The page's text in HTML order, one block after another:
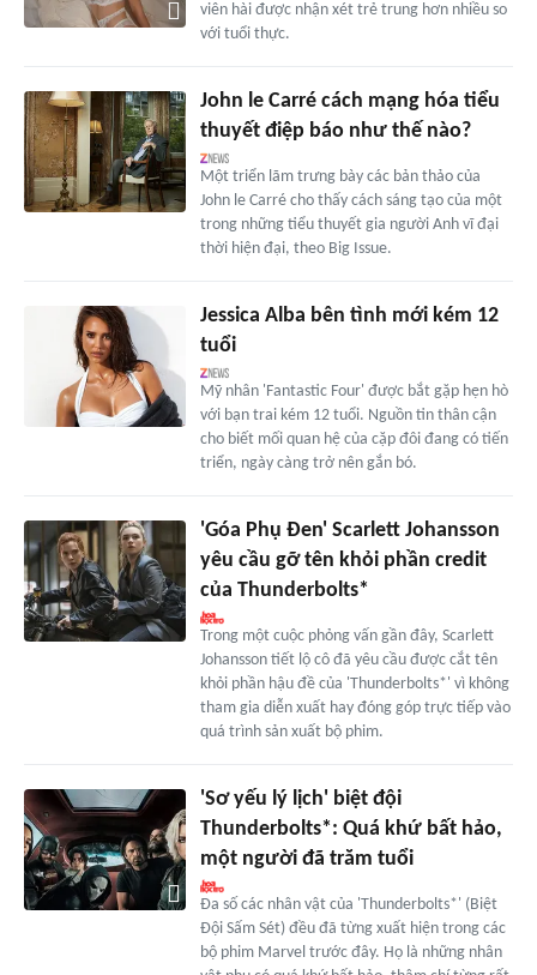
viên hài được nhận xét trẻ trung hơn nhiều so
với tuổi thực.
John le Carré cách mạng hóa tiểu
thuyết điệp báo như thế nào?
Một triển lãm trưng bày các bản thảo của
John le Carré cho thấy cách sáng tạo của một
trong những tiểu thuyết gia người Anh vĩ đại
thời hiện đại, theo Big Issue.
Jessica Alba bên tình mới kém 12
tuổi
Mỹ nhân 'Fantastic Four' được bắt gặp hẹn hò
với bạn trai kém 12 tuổi. Nguồn tin thân cận
cho biết mối quan hệ của cặp đôi đang có tiến
triển, ngày càng trở nên gắn bó.
'Góa Phụ Đen' Scarlett Johansson
yêu cầu gỡ tên khỏi phần credit
của Thunderbolts*
Trong một cuộc phỏng vấn gần đây, Scarlett
Johansson tiết lộ cô đã yêu cầu được cắt tên
khỏi phần hậu đề của 'Thunderbolts*' vì không
tham gia diễn xuất hay đóng góp trực tiếp vào
quá trình sản xuất bộ phim.
'Sơ yếu lý lịch' biệt đội
Thunderbolts*: Quá khứ bất hảo,
một người đã trăm tuổi
Đa số các nhân vật của 'Thunderbolts*' (Biệt
Đội Sấm Sét) đều đã từng xuất hiện trong các
bộ phim Marvel trước đây. Họ là những nhân